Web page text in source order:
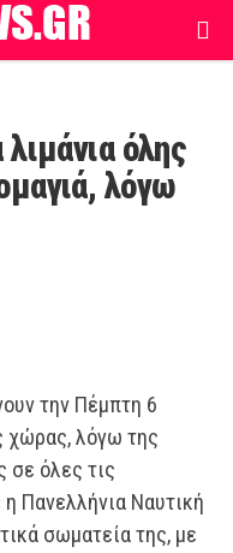
όλης
λόγω
την Πέμπτη 6
χώρας, λόγω της
σε όλες τις
Πανελλήνια Ναυτική
σωματεία της, με